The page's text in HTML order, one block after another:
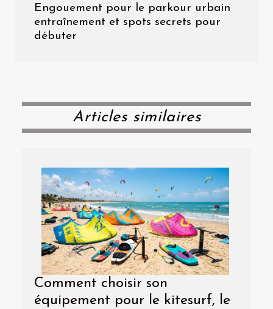
Engouement pour le parkour urbain
entraînement et spots secrets pour
débuter
Articles similaires
Comment choisir son
équipement pour le kitesurf, le